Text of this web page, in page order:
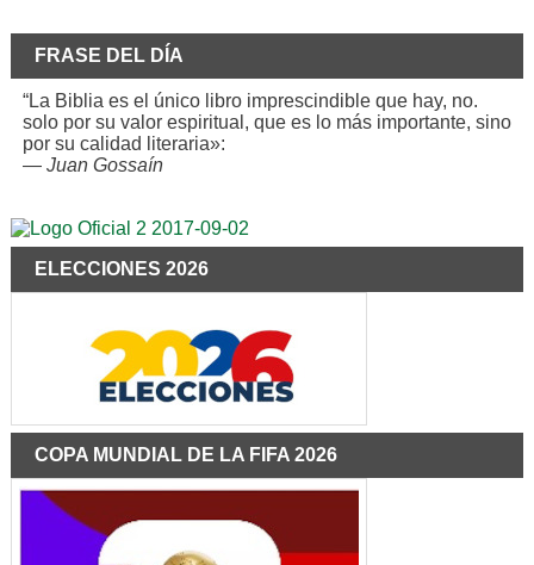
FRASE DEL DÍA
“La Biblia es el único libro imprescindible que hay, no.
solo por su valor espiritual, que es lo más importante, sino
por su calidad literaria»:
— Juan Gossaín
ELECCIONES 2026
COPA MUNDIAL DE LA FIFA 2026